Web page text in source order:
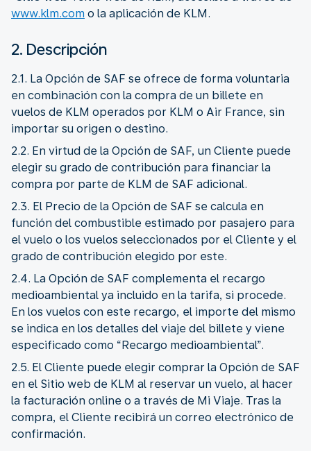
www.klm.com o la aplicación de KLM.
2. Descripción
2.1. La Opción de SAF se ofrece de forma voluntaria
en combinación con la compra de un billete en
vuelos de KLM operados por KLM o Air France, sin
importar su origen o destino.
2.2. En virtud de la Opción de SAF, un Cliente puede
elegir su grado de contribución para financiar la
compra por parte de KLM de SAF adicional.
2.3. El Precio de la Opción de SAF se calcula en
función del combustible estimado por pasajero para
el vuelo o los vuelos seleccionados por el Cliente y el
grado de contribución elegido por este.
2.4. La Opción de SAF complementa el recargo
medioambiental ya incluido en la tarifa, si procede.
En los vuelos con este recargo, el importe del mismo
se indica en los detalles del viaje del billete y viene
especificado como “Recargo medioambiental”.
2.5. El Cliente puede elegir comprar la Opción de SAF
en el Sitio web de KLM al reservar un vuelo, al hacer
la facturación online o a través de Mi Viaje. Tras la
compra, el Cliente recibirá un correo electrónico de
confirmación.